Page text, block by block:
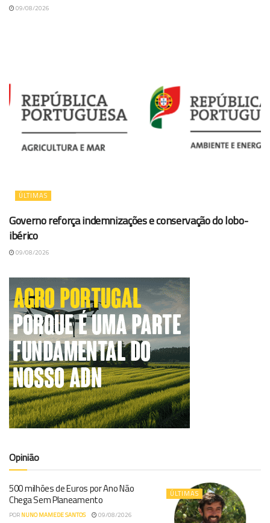
09/08/2026
ÚLTIMAS
Governo reforça indemnizações e conservação do lobo-
ibérico
09/08/2026
Opinião
ÚLTIMAS
500 milhões de Euros por Ano Não
Chega Sem Planeamento
POR NUNO MAMEDE SANTOS 09/08/2026